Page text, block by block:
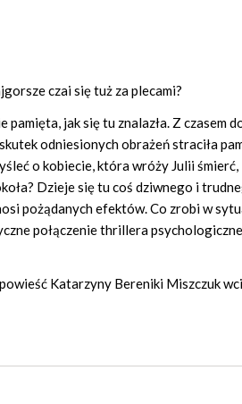
czai się tuż za plecami?
jak się tu znalazła. Z czasem
odniesionych obrażeń straciła
o kobiecie, która wróży Julii śmierć,
Dzieje się tu coś dziwnego i
pożądanych efektów. Co zrobi w
połączenie thrillera
Katarzyny Bereniki Miszczuk